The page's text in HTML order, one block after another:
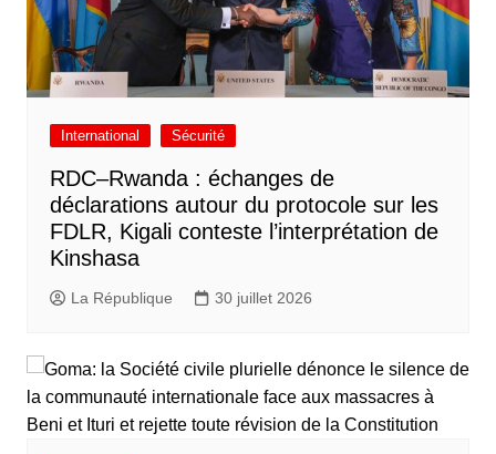
International Sécurité
RDC–Rwanda : échanges de
déclarations autour du protocole sur les
FDLR, Kigali conteste l’interprétation de
Kinshasa
La République 30 juillet 2026